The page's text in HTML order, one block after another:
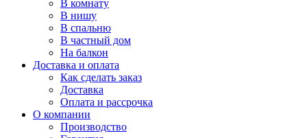
В комнату
В нишу
В спальню
В частный дом
На балкон
Доставка и оплата
Как сделать заказ
Доставка
Оплата и рассрочка
О компании
Производство